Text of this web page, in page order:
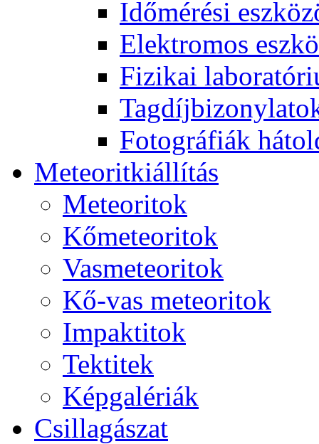
Idő­mé­ré­si
Elekt­ro­mos
Fi­zi­kai
Fo­tog­rá­fi­ák
Me­te­o­rit­ki­ál­lí­tás
Me­te­o­ri­tok
Kő­me­te­o­ri­tok
Vas­me­te­o­ri­tok
Kő-vas me­te­o­ri­tok
Imp­ak­ti­tok
Tek­ti­tek
Kép­ga­lé­ri­ák
Csil­la­gá­szat